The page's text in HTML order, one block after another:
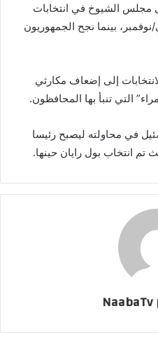
مجلس الشيوخ في انتخابات
تشرين الثاني/نوفمبر، بينما نجح الجمهوريون
إلى إضعاف مكارثي
التي تنبأ بها المحافظون.
ضئيل في محاولته ليصبح رئيسا
انتخاب بول رايان حينها.